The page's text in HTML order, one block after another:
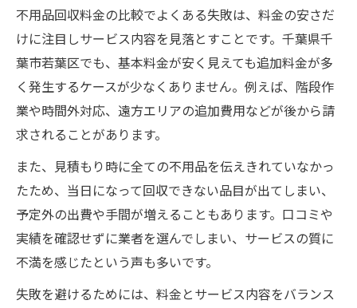
不用品回収料金の比較でよくある失敗は、料金の安さだ
けに注目しサービス内容を見落とすことです。千葉県千
葉市若葉区でも、基本料金が安く見えても追加料金が多
く発生するケースが少なくありません。例えば、階段作
業や時間外対応、遠方エリアの追加費用などが後から請
求されることがあります。
また、見積もり時に全ての不用品を伝えきれていなかっ
たため、当日になって回収できない品目が出てしまい、
予定外の出費や手間が増えることもあります。口コミや
実績を確認せずに業者を選んでしまい、サービスの質に
不満を感じたという声も多いです。
失敗を避けるためには、料金とサービス内容をバランス